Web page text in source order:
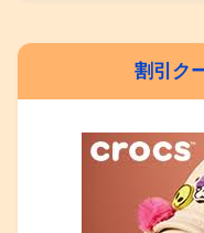
割引ク